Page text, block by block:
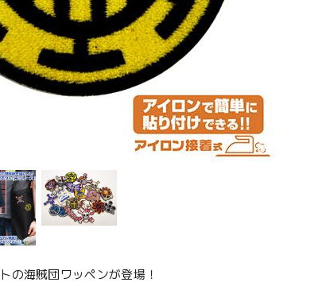
の海賊団ワッペンが登場！